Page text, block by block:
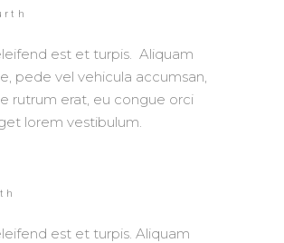
est et turpis. Aliquam
pede vel vehicula accumsan,
rutrum erat, eu congue orci
lorem vestibulum.
est et turpis. Aliquam